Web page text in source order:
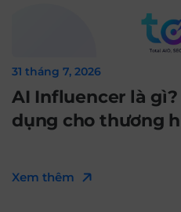
31 tháng 7, 2026
AI Influencer là
dụng cho thương
Xem thêm